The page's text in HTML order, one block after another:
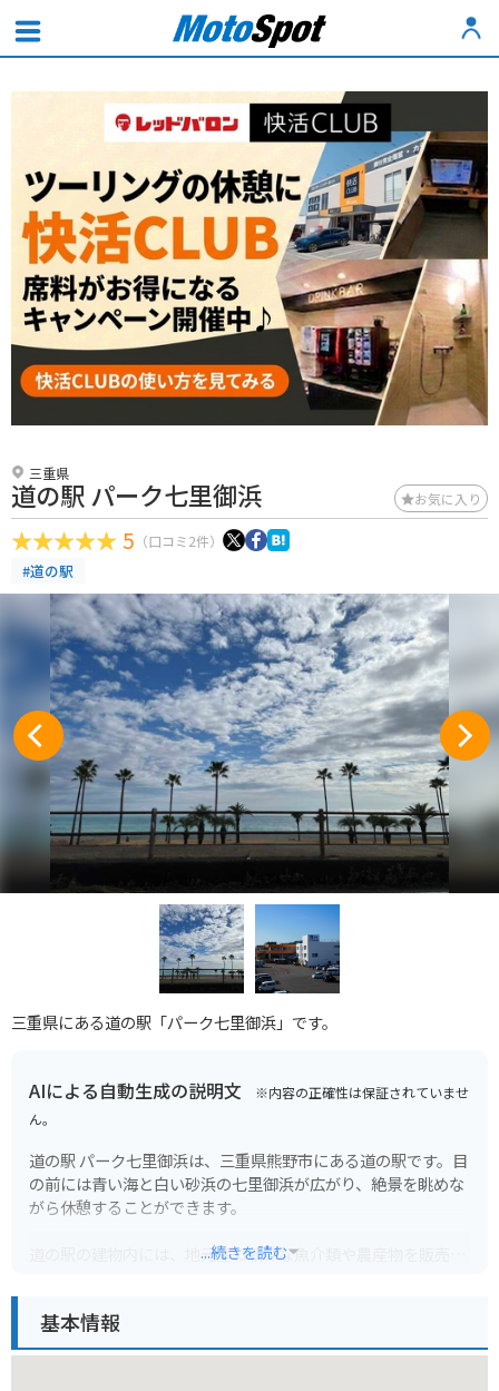
三重県
道の駅 パーク七里御浜 お気に入り
5 （口コミ2件）
#道の駅
三重県にある道の駅「パーク七里御浜」です。
AIによる自動生成の説明文 ※内容の正確性は保証されていませ
ん。
道の駅 パーク七里御浜は、三重県熊野市にある道の駅です。目
の前には青い海と白い砂浜の七里御浜が広がり、絶景を眺めな
がら休憩することができます。
道の駅の建物内には、地元産の新鮮な魚介類や農産物を販売す
地元産の猪肉を使ったぼたん鍋がおすすめです。
...続きを読む
基本情報